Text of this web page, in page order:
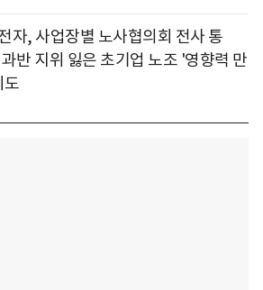
자, 사업장별 노사협의회 전사 통
반 지위 잃은 초기업 노조 '영향력 만
도